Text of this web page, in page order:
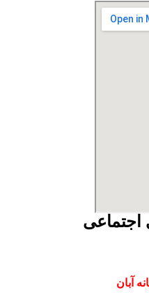
اجتماعی
آبان